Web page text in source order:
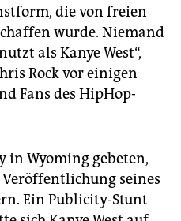
die von freien
wurde. Niemand
als Kanye West“,
Rock vor einigen
Fans des HipHop-
in Wyoming gebeten,
seines
Ein Publicity-Stunt